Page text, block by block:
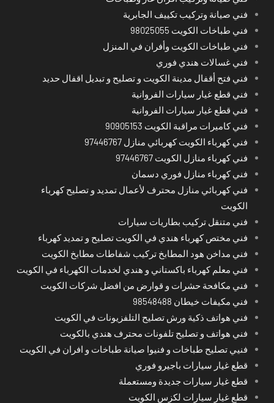
فني صيانة وتركيب تكييف الجابرية
فني طباخات الكويت 98025055
فني طباخات الكويت وأفران في المنزل
فني غسالات هندي فوري
فني فتح أقفال مدينة الكويت و تصليح و تبديل اقفال حديد
فني قطع غيار سيارات الفروانية
فني قطع غيار سيارات الفروانية
فني كاميرات مراقبة الكويت 90905153
فني كهرباء الكويت كهربائي منازل 97446767
فني كهرباء منازل الكويت 97446767
فني كهرباء منازل فوري دسمان
فني كهربائي منازل محترف لأعمال تمديد و تصليح كهرباء
الكويت
فني متنقل تركيب بطاريات سيارات
فني مختص كهرباء هندي في الكويت تصليح و تمديد كهرباء
فني مداخن هود المطابخ تركيب شفاطات مطابخ الكويت
فني معلم كهرباء باكستاني و هندي لخدمات الكهرباء في الكويت
فني مكافحة حشرات و قوارض من افضل شركات الكويت
فني مكيفات خيطان 98548488
فني هواتف ذكية ورش تصليح التلفزيونات في الكويت
فني هواتف و تصليح تلفونات محترف هندي بالكويت
فنيي تصليح طباخات و فنيوا صيانة طباخات و افران في الكويت
قطع غيار سيارات باجيرو فوري
قطع غيار سيارات جديدة ومستعملة
قطع غيار سيارات لكزس الكويت